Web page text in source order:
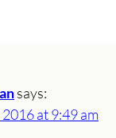
says:
at 9:49 am